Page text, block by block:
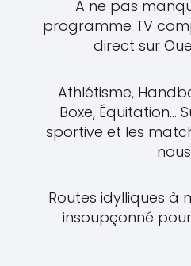
À ne pas
programme TV
direct sur
Athlétisme,
Boxe, Équitation...
sportive et les
Routes idylliques à
insoupçonné